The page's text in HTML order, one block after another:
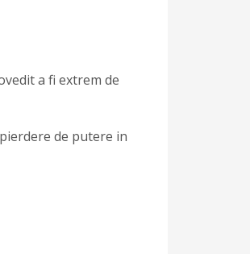
a fi extrem de
de putere in